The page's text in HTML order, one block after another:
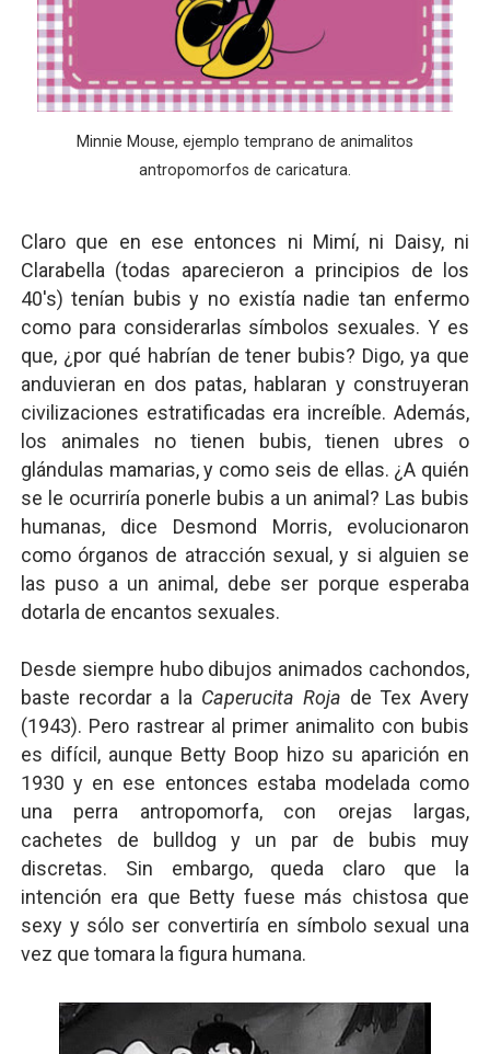
Minnie Mouse, ejemplo temprano de animalitos
antropomorfos de caricatura.
Claro que en ese entonces ni Mimí, ni Daisy, ni
Clarabella (todas aparecieron a principios de los
40's) tenían bubis y no existía nadie tan enfermo
como para considerarlas símbolos sexuales. Y es
que, ¿por qué habrían de tener bubis? Digo, ya que
anduvieran en dos patas, hablaran y construyeran
civilizaciones estratificadas era increíble. Además,
los animales no tienen bubis, tienen ubres o
glándulas mamarias, y como seis de ellas. ¿A quién
se le ocurriría ponerle bubis a un animal? Las bubis
humanas, dice Desmond Morris, evolucionaron
como órganos de atracción sexual, y si alguien se
las puso a un animal, debe ser porque esperaba
dotarla de encantos sexuales.
Desde siempre hubo dibujos animados cachondos,
baste recordar a la Caperucita Roja de Tex Avery
(1943). Pero rastrear al primer animalito con bubis
es difícil, aunque Betty Boop hizo su aparición en
1930 y en ese entonces estaba modelada como
una perra antropomorfa, con orejas largas,
cachetes de bulldog y un par de bubis muy
discretas. Sin embargo, queda claro que la
intención era que Betty fuese más chistosa que
sexy y sólo ser convertiría en símbolo sexual una
vez que tomara la figura humana.